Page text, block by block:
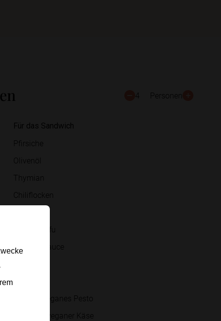
4 Personen
Für das Sandwich
Pfirsiche
Olivenöl
Thymian
Chiliflocken
Räuchertofu
Teriyaki-Sauce
bis 3 EL veganes Pesto
Scheiben veganer Käse